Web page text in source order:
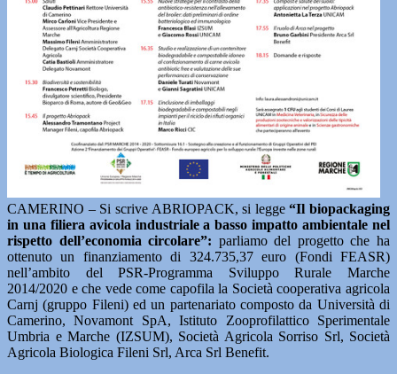
CAMERINO – Si scrive ABRIOPACK, si legge“Il biopackaging
in una filiera avicola industriale a basso impatto ambientale nel
rispetto dell’economia circolare”: parliamo del progetto che ha
ottenuto un finanziamento di 324.735,37 euro (Fondi FEASR)
nell’ambito del PSR-Programma Sviluppo Rurale Marche
2014/2020 e che vede come capofila la Società cooperativa agricola
Carnj (gruppo Fileni) ed un partenariato composto da Università di
Camerino, Novamont SpA, Istituto Zooprofilattico Sperimentale
Umbria e Marche (IZSUM), Società Agricola Sorriso Srl, Società
Agricola Biologica Fileni Srl, Arca Srl Benefit.